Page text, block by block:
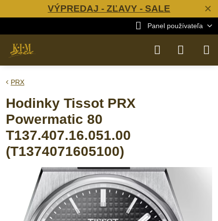
✕
VÝPREDAJ - ZĽAVY - SALE
Panel používateľa
PRX
Hodinky Tissot PRX
Powermatic 80
T137.407.16.051.00
(T1374071605100)